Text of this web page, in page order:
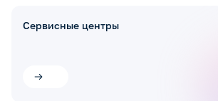
Сервисные центры